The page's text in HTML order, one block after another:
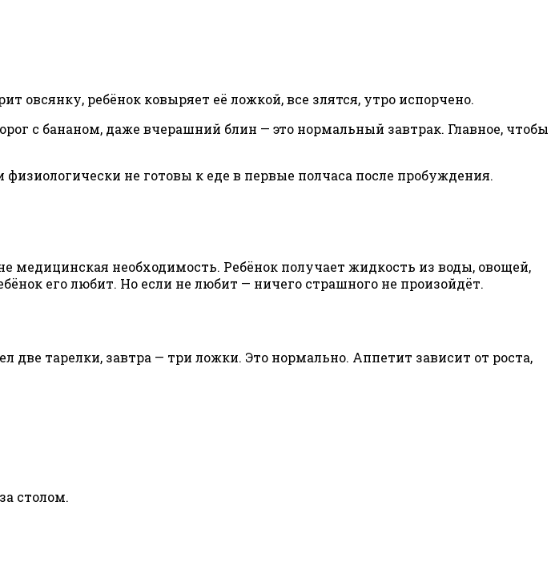
овсянку, ребёнок ковыряет её ложкой, все злятся, утро испорчено.
с бананом, даже вчерашний блин — это нормальный завтрак. Главное, чтобы
не готовы к еде в первые полчаса после пробуждения.
медицинская необходимость. Ребёнок получает жидкость из воды, овощей,
его любит. Но если не любит — ничего страшного не произойдёт.
две тарелки, завтра — три ложки. Это нормально. Аппетит зависит от роста,
столом.